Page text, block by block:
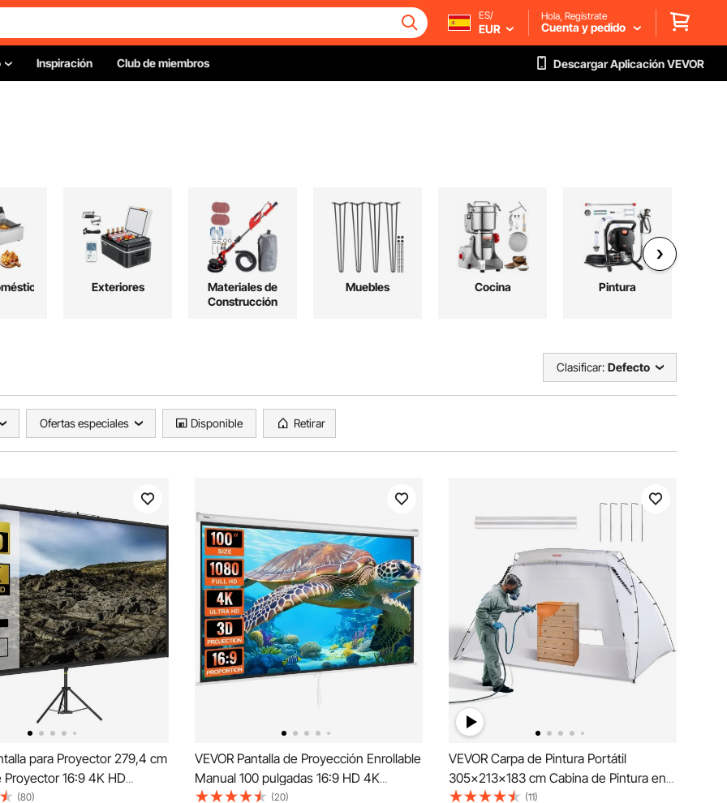
ES/
EUR
Hola, Regístrate
Cuenta y pedido
Inspiración Club de miembros Descargar Aplicación VEVOR
Exteriores
Materiales de
Construcción
Muebles Cocina Pintura
Clasificar: Defecto
Ofertas especiales Disponible Retirar
para Proyector 279,4 cm
Proyector 16:9 4K HD
Proyector con Trípode Altura
(80)
VEVOR Pantalla de Proyección Enrollable
Manual 100 pulgadas 16:9 HD 4K
Pantalla de Proyector Antiarrugas Amplio
(20)
VEVOR Carpa de Pintura Portátil
305x213x183 cm Cabina de Pintura en
Aerosol Plegable Oxford 210D Tienda de
(11)